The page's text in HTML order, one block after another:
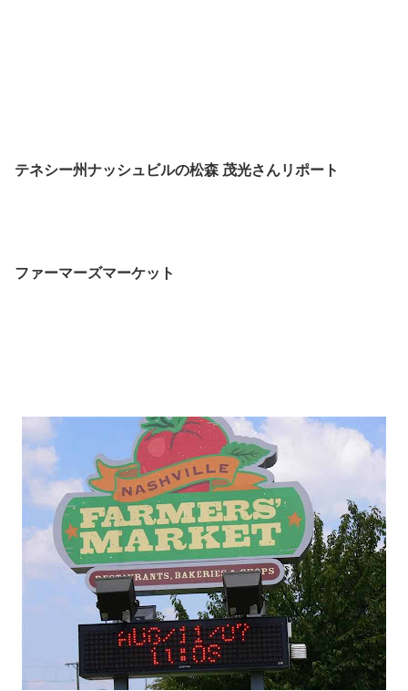
テネシー州ナッシュビルの松森 茂光さんリポート
ファーマーズマーケット